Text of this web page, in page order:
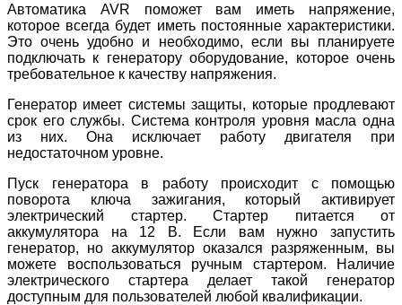
Автоматика AVR поможет вам иметь напряжение,
которое всегда будет иметь постоянные характеристики.
Это очень удобно и необходимо, если вы планируете
подключать к генератору оборудование, которое очень
требовательное к качеству напряжения.
Генератор имеет системы защиты, которые продлевают
срок его службы. Система контроля уровня масла одна
из них. Она исключает работу двигателя при
недостаточном уровне.
Пуск генератора в работу происходит с помощью
поворота ключа зажигания, который активирует
электрический стартер. Стартер питается от
аккумулятора на 12 В. Если вам нужно запустить
генератор, но аккумулятор оказался разряженным, вы
можете воспользоваться ручным стартером. Наличие
электрического стартера делает такой генератор
доступным для пользователей любой квалификации.